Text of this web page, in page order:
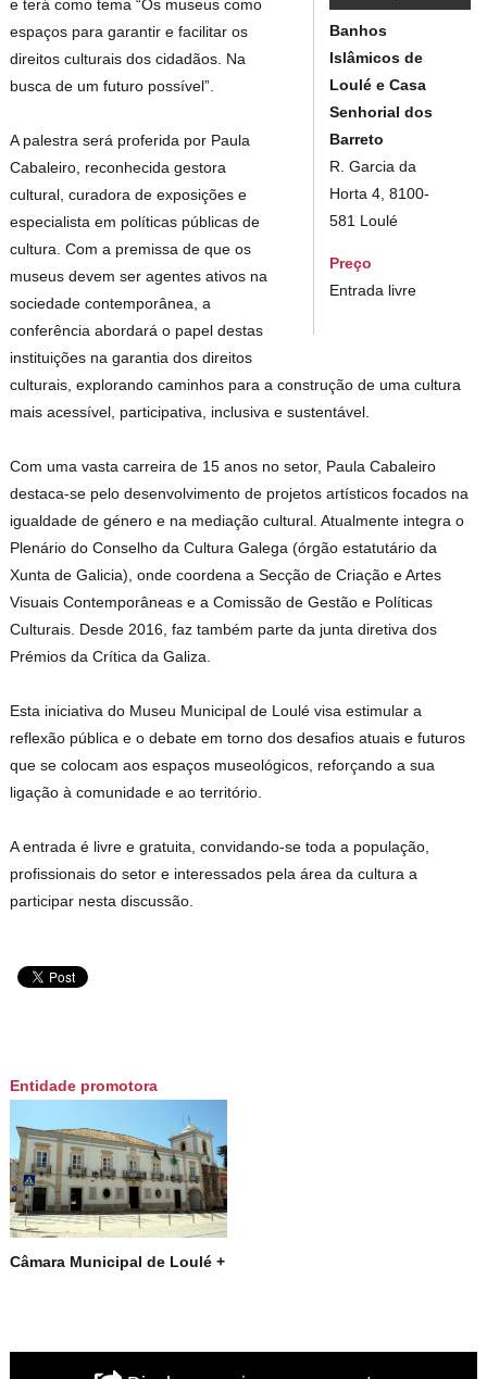
Banhos
Islâmicos de
Loulé e Casa
Senhorial dos
Barreto
R. Garcia da
Horta 4, 8100-
581 Loulé
Preço
Entrada livre
e terá como tema “Os museus como
espaços para garantir e facilitar os
direitos culturais dos cidadãos. Na
busca de um futuro possível”.
A palestra será proferida por Paula
Cabaleiro, reconhecida gestora
cultural, curadora de exposições e
especialista em políticas públicas de
cultura. Com a premissa de que os
museus devem ser agentes ativos na
sociedade contemporânea, a
conferência abordará o papel destas
instituições na garantia dos direitos
culturais, explorando caminhos para a construção de uma cultura
mais acessível, participativa, inclusiva e sustentável.
Com uma vasta carreira de 15 anos no setor, Paula Cabaleiro
destaca-se pelo desenvolvimento de projetos artísticos focados na
igualdade de género e na mediação cultural. Atualmente integra o
Plenário do Conselho da Cultura Galega (órgão estatutário da
Xunta de Galicia), onde coordena a Secção de Criação e Artes
Visuais Contemporâneas e a Comissão de Gestão e Políticas
Culturais. Desde 2016, faz também parte da junta diretiva dos
Prémios da Crítica da Galiza.
Esta iniciativa do Museu Municipal de Loulé visa estimular a
reflexão pública e o debate em torno dos desafios atuais e futuros
que se colocam aos espaços museológicos, reforçando a sua
ligação à comunidade e ao território.
A entrada é livre e gratuita, convidando-se toda a população,
profissionais do setor e interessados pela área da cultura a
participar nesta discussão.
Entidade promotora
Câmara Municipal de Loulé +